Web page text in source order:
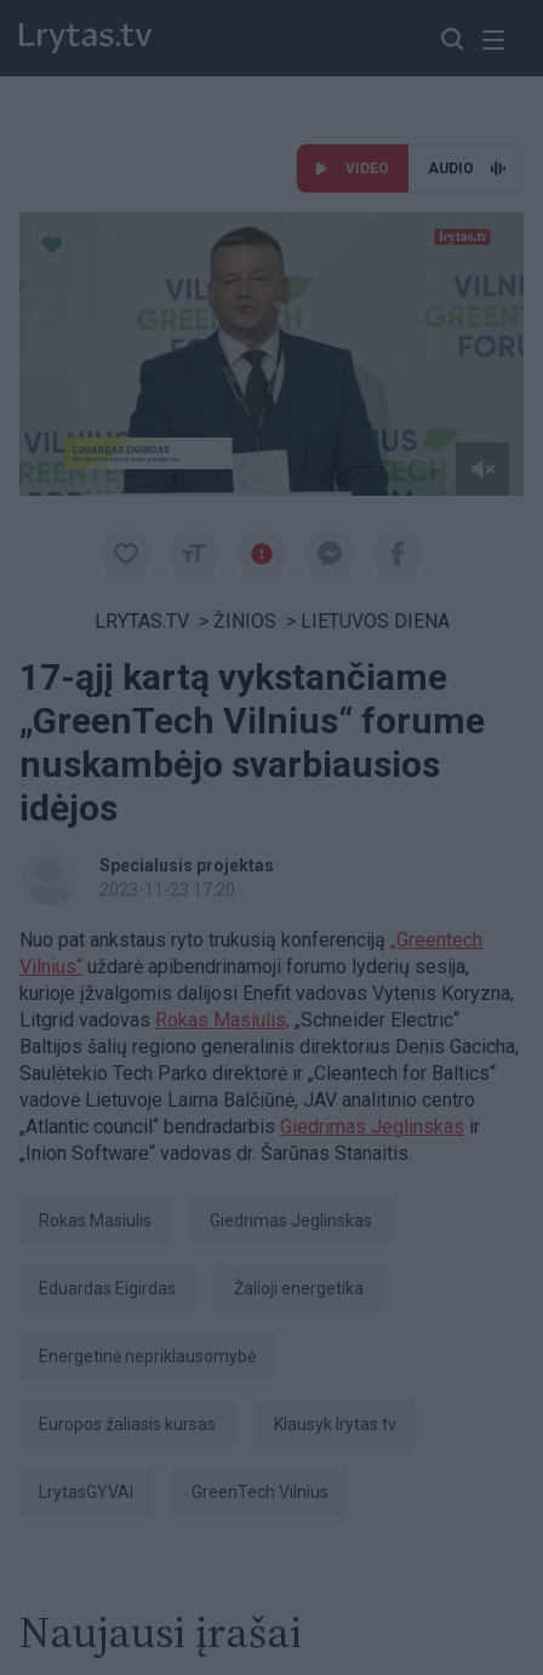
VIDEO AUDIO
LRYTAS.TV > ŽINIOS > LIETUVOS DIENA
17-ąjį kartą vykstančiame
„GreenTech Vilnius“ forume
nuskambėjo svarbiausios
idėjos
Specialusis projektas
2023-11-23 17:20
Nuo pat ankstaus ryto trukusią konferenciją „Greentech
Vilnius“ uždarė apibendrinamoji forumo lyderių sesija,
kurioje įžvalgomis dalijosi Enefit vadovas Vytenis Koryzna,
Litgrid vadovas Rokas Masiulis, „Schneider Electric“
Baltijos šalių regiono generalinis direktorius Denis Gacicha,
Saulėtekio Tech Parko direktorė ir „Cleantech for Baltics“
vadovė Lietuvoje Laima Balčiūnė, JAV analitinio centro
„Atlantic council“ bendradarbis Giedrimas Jeglinskas ir
„Inion Software“ vadovas dr. Šarūnas Stanaitis.
Rokas Masiulis Giedrimas Jeglinskas
Eduardas Eigirdas žalioji energetika
energetinė nepriklausomybė
Europos žaliasis kursas Klausyk lrytas.tv
LrytasGYVAI GreenTech Vilnius
Naujausi įrašai